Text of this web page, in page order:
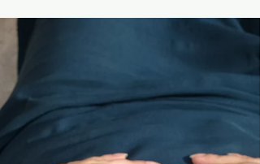
Bonjour les powerful artist, Hier je suis tombée sur
vidéo d'un influenceur qui s'intitule "çà dégage".